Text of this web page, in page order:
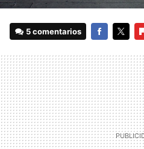
5 comentarios